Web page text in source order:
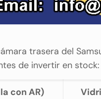
trasera del
de invertir en stock:
con AR)